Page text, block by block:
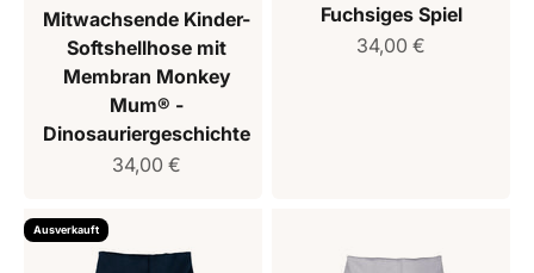
Mitwachsende Kinder-
Softshellhose mit
Membran Monkey
Mum® -
Dinosauriergeschichte
Verkaufspreis
34,00 €
Fuchsiges Spiel
Verkaufspreis
34,00 €
Ausverkauft